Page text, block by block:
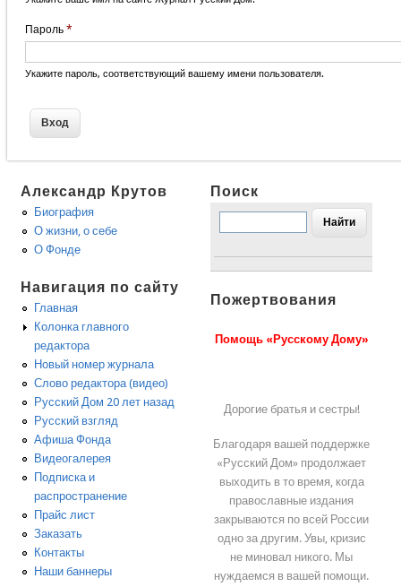
Пароль *
Укажите пароль, соответствующий вашему имени пользователя.
Александр Крутов
Биография
О жизни, о себе
О Фонде
Навигация по сайту
Главная
Колонка главного
редактора
Новый номер журнала
Слово редактора (видео)
Русский Дом 20 лет назад
Русский взгляд
Афиша Фонда
Видеогалерея
Подписка и
распространение
Прайс лист
Заказать
Контакты
Наши баннеры
Поиск
Пожертвования
Помощь «Русскому Дому»
Дорогие братья и сестры!
Благодаря вашей поддержке
«Русский Дом» продолжает
выходить в то время, когда
православные издания
закрываются по всей России
одно за другим. Увы, кризис
не миновал никого. Мы
нуждаемся в вашей помощи.